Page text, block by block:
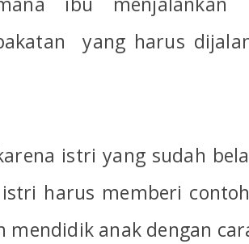
yang harus
istri yang sudah
harus memberi
mendidik anak dengan